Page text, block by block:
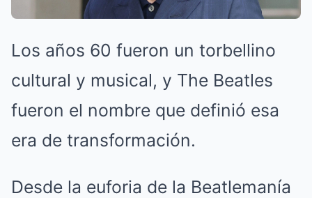
Los años 60 fueron un torbellino
cultural y musical, y The Beatles
fueron el nombre que definió esa
era de transformación.
Desde la euforia de la Beatlemanía